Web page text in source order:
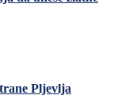
Pljevlja